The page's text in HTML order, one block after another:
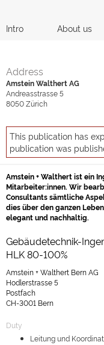
Intro About us
Address
Amstein Walthert AG
Andreasstrasse 5
8050Zürich
This publication has
publication was
Amstein + Walthert ist ein
Mitarbeiter:innen. Wir
Consultants sämtliche
dies über den ganzen
elegant und nachhaltig.
Gebäudetechnik-
HLK 80-100%
Amstein + Walthert Bern AG
Hodlerstrasse 5
Postfach
CH-3001 Bern
Duty
Leitung und